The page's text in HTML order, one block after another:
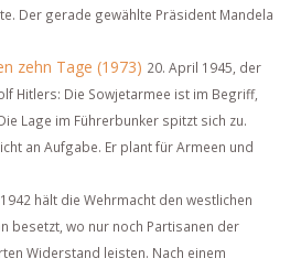
Der gerade gewählte Präsident Mandela
zehn Tage (1973) 20. April 1945, der
Hitlers: Die Sowjetarmee ist im Begriff,
Lage im Führerbunker spitzt sich zu.
an Aufgabe. Er plant für Armeen und
1942 hält die Wehrmacht den westlichen
besetzt, wo nur noch Partisanen der
Widerstand leisten. Nach einem